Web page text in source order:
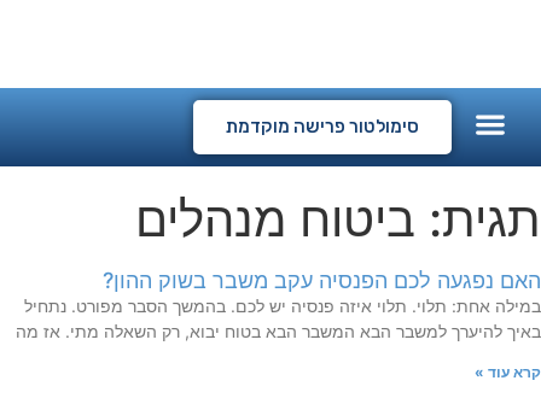
סימולטור פרישה מוקדמת
תגית: ביטוח מנהלים
האם נפגעה לכם הפנסיה עקב משבר בשוק ההון?
במילה אחת: תלוי. תלוי איזה פנסיה יש לכם. בהמשך הסבר מפורט. נתחיל
באיך להיערך למשבר הבא המשבר הבא בטוח יבוא, רק השאלה מתי. אז מה
קרא עוד »